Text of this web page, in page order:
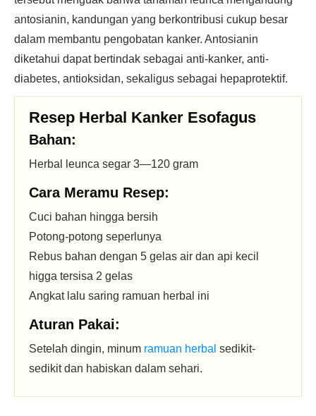
antosianin, kandungan yang berkontribusi cukup besar
dalam membantu pengobatan kanker. Antosianin
diketahui dapat bertindak sebagai anti-kanker, anti-
diabetes, antioksidan, sekaligus sebagai hepaprotektif.
Resep Herbal Kanker Esofagus
Bahan:
Herbal leunca segar 3—120 gram
Cara Meramu Resep:
Cuci bahan hingga bersih
Potong-potong seperlunya
Rebus bahan dengan 5 gelas air dan api kecil
higga tersisa 2 gelas
Angkat lalu saring ramuan herbal ini
Aturan Pakai:
Setelah dingin, minum ramuan herbal sedikit-
sedikit dan habiskan dalam sehari.